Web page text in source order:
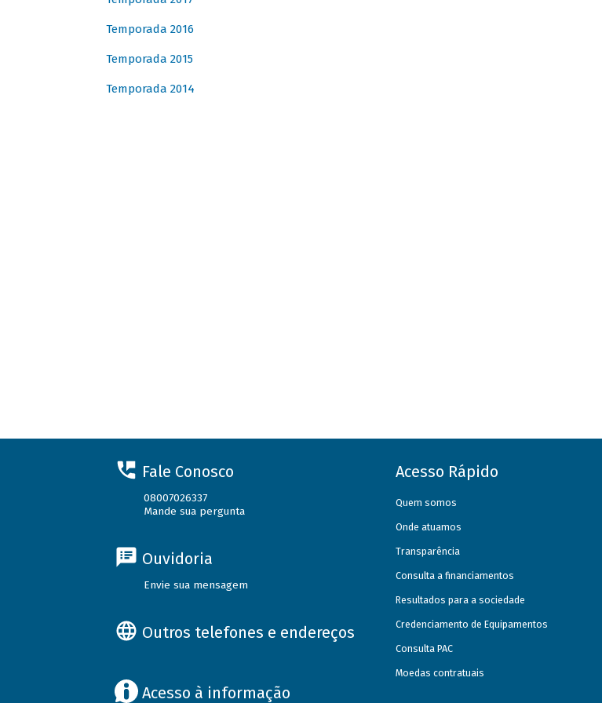
Temporada 2016
Temporada 2015
Temporada 2014
Fale Conosco
08007026337
Mande sua pergunta
Ouvidoria
Envie sua mensagem
Outros telefones e endereços
Acesso à informação
Acesso Rápido
Quem somos
Onde atuamos
Transparência
Consulta a financiamentos
Resultados para a sociedade
Credenciamento de Equipamentos
Consulta PAC
Moedas contratuais